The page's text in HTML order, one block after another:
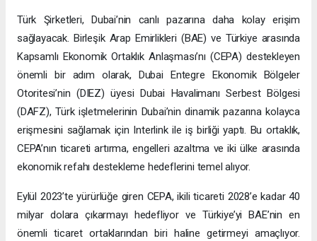
Türk Şirketleri, Dubai’nin canlı pazarına daha kolay erişim
sağlayacak. Birleşik Arap Emirlikleri (BAE) ve Türkiye arasında
Kapsamlı Ekonomik Ortaklık Anlaşması’nı (CEPA) destekleyen
önemli bir adım olarak, Dubai Entegre Ekonomik Bölgeler
Otoritesi’nin (DIEZ) üyesi Dubai Havalimanı Serbest Bölgesi
(DAFZ), Türk işletmelerinin Dubai’nin dinamik pazarına kolayca
erişmesini sağlamak için Interlink ile iş birliği yaptı. Bu ortaklık,
CEPA’nın ticareti artırma, engelleri azaltma ve iki ülke arasında
ekonomik refahı destekleme hedeflerini temel alıyor.
Eylül 2023’te yürürlüğe giren CEPA, ikili ticareti 2028’e kadar 40
milyar dolara çıkarmayı hedefliyor ve Türkiye’yi BAE’nin en
önemli ticaret ortaklarından biri haline getirmeyi amaçlıyor.